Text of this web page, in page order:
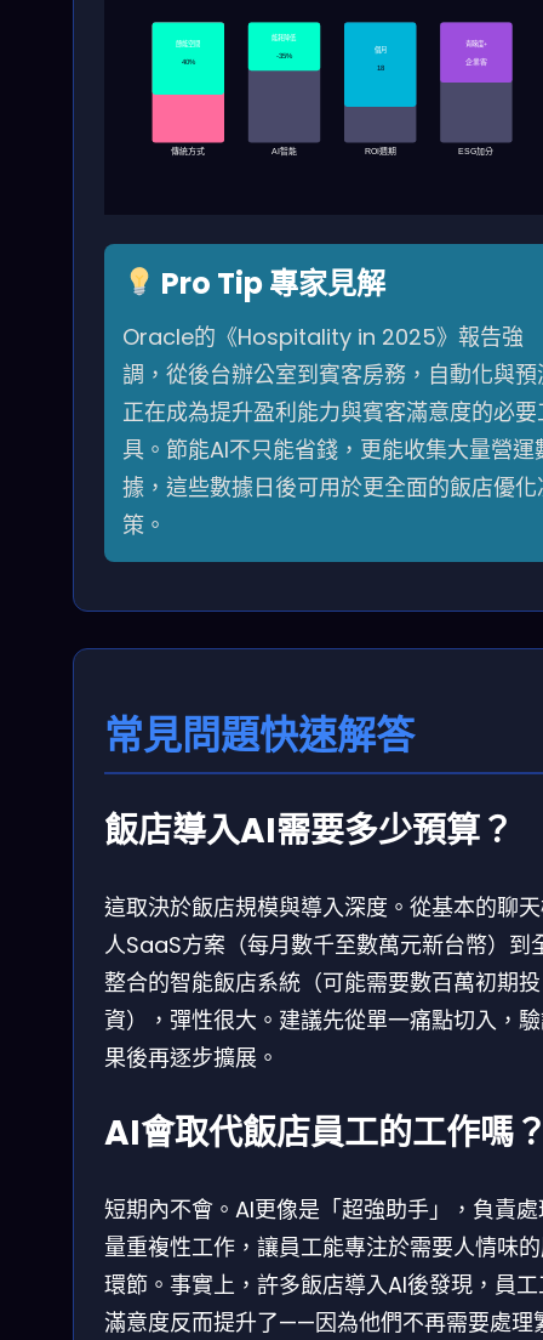
傳統方式
40%
節能空間
AI智能
-35%
能耗降低
ROI週期
18
個月
ESG加分
企業客
青睞度+
Pro Tip 專家見解
Oracle的《Hospitality in 2025》報告強
調，從後台辦公室到賓客房務，自動化與預
正在成為提升盈利能力與賓客滿意度的必要
具。節能AI不只能省錢，更能收集大量營運
據，這些數據日後可用於更全面的飯店優化
策。
常見問題快速解答
飯店導入AI需要多少預算？
這取決於飯店規模與導入深度。從基本的聊
人SaaS方案（每月數千至數萬元新台幣）到
整合的智能飯店系統（可能需要數百萬初期投
資），彈性很大。建議先從單一痛點切入，
果後再逐步擴展。
AI會取代飯店員工的工作嗎
短期內不會。AI更像是「超強助手」，負責
量重複性工作，讓員工能專注於需要人情味
環節。事實上，許多飯店導入AI後發現，員
滿意度反而提升了——因為他們不再需要處理